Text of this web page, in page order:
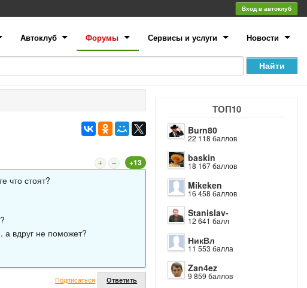
Вход в автоклуб
Автоклуб Форумы Сервисы и услуги Новости
ТОП10
Burn80
22 118 баллов
baskin
18 167 баллов
Mikeken
16 458 баллов
Stanislav-
12 641 балл
НикВл
11 553 балла
Zan4ez
9 859 баллов
+13
что стоят?
а вдруг не поможет?
Подписаться Ответить